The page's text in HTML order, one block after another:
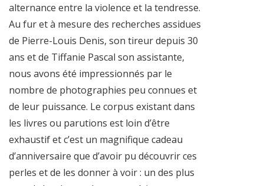
alternance entre la violence et la tendresse.
Au fur et à mesure des recherches assidues
de Pierre-Louis Denis, son tireur depuis 30
ans et de Tiffanie Pascal son assistante,
nous avons été impressionnés par le
nombre de photographies peu connues et
de leur puissance. Le corpus existant dans
les livres ou parutions est loin d’être
exhaustif et c’est un magnifique cadeau
d’anniversaire que d’avoir pu découvrir ces
perles et de les donner à voir : un des plus